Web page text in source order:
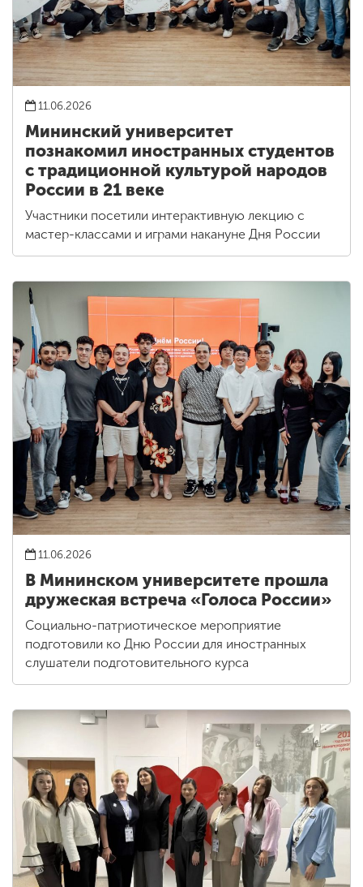
11.06.2026
Мининский университет
познакомил иностранных студентов
с традиционной культурой народов
России в 21 веке
Участники посетили интерактивную лекцию с
мастер-классами и играми накануне Дня России
11.06.2026
В Мининском университете прошла
дружеская встреча «Голоса России»
Социально-патриотическое мероприятие
подготовили ко Дню России для иностранных
слушатели подготовительного курса